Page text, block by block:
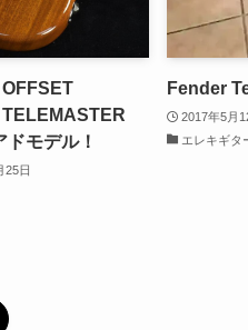
モデル！
25日
Fender
2017年5月
エレキギタ